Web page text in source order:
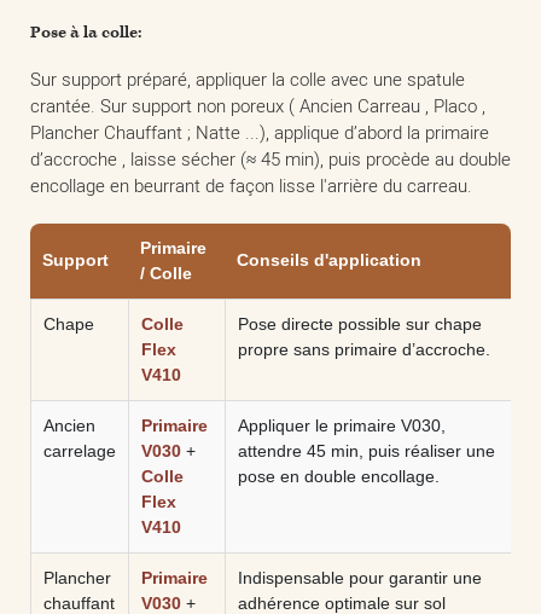
Pose à la colle:
Sur support préparé, appliquer la colle avec une spatule
crantée. Sur support non poreux ( Ancien Carreau , Placo ,
Plancher Chauffant ; Natte ...), applique d’abord la primaire
d’accroche , laisse sécher (≈ 45 min), puis procède au double
encollage en beurrant de façon lisse l'arrière du carreau.
Support
Primaire
/ Colle
Conseils d'application
Chape
Colle
Flex
V410
Pose directe possible sur chape
propre sans primaire d’accroche.
Ancien
carrelage
Primaire
V030 +
Colle
Flex
V410
Appliquer le primaire V030,
attendre 45 min, puis réaliser une
pose en double encollage.
Plancher
chauffant
Primaire
V030 +
Indispensable pour garantir une
adhérence optimale sur sol